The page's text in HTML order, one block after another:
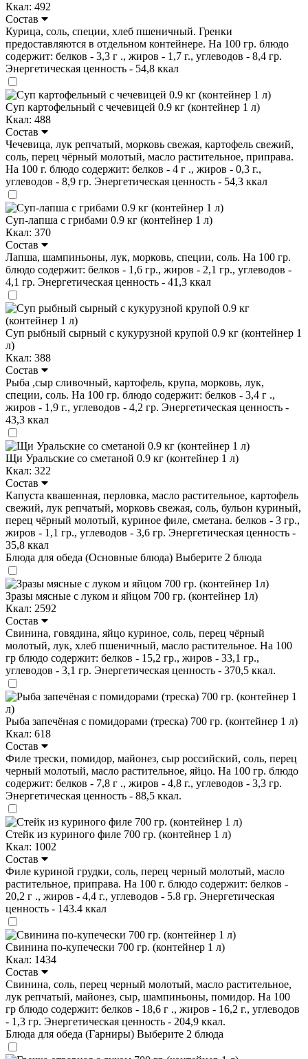
Ккал: 492
Состав
Курица, соль, специи, хлеб пшеничный. Гренки
предоставляются в отдельном контейнере. На 100 гр. блюдо
содержит: белков - 3,3 г ., жиров - 1,7 г., углеводов - 8,4 гр.
Энергетическая ценность - 54,8 ккал
Суп картофельный с чечевицей 0.9 кг (контейнер 1 л)
Ккал: 488
Состав
Чечевица, лук репчатый, морковь свежая, картофель свежий,
соль, перец чёрный молотый, масло растительное, приправа.
На 100 г. блюдо содержит: белков - 4 г ., жиров - 0,3 г.,
углеводов - 8,9 гр. Энергетическая ценность - 54,3 ккал
Суп-лапша с грибами 0.9 кг (контейнер 1 л)
Ккал: 370
Состав
Лапша, шампиньоны, лук, морковь, специи, соль. На 100 гр.
блюдо содержит: белков - 1,6 гр., жиров - 2,1 гр., углеводов -
4,1 гр. Энергетическая ценность - 41,3 ккал
Суп рыбный сырный с кукурузной крупой 0.9 кг (контейнер 1
л)
Ккал: 388
Состав
Рыба ,сыр сливочный, картофель, крупа, морковь, лук,
специи, соль. На 100 гр. блюдо содержит: белков - 3,4 г .,
жиров - 1,9 г., углеводов - 4,2 гр. Энергетическая ценность -
43,3 ккал
Щи Уральские со сметаной 0.9 кг (контейнер 1 л)
Ккал: 322
Состав
Капуста квашенная, перловка, масло растительное, картофель
свежий, лук репчатый, морковь свежая, соль, бульон куриный,
перец чёрный молотый, куриное филе, сметана. белков - 3 гр.,
жиров - 1,1 гр., углеводов - 3,6 гр. Энергетическая ценность -
35,8 ккал
Блюда для обеда (Основные блюда) Выберите 2 блюда
Зразы мясные с луком и яйцом 700 гр. (контейнер 1л)
Ккал: 2592
Состав
Свинина, говядина, яйцо куриное, соль, перец чёрный
молотый, лук, хлеб пшеничный, масло растительное. На 100
гр блюдо содержит: белков - 15,2 гр., жиров - 33,1 гр.,
углеводов - 3,1 гр. Энергетическая ценность - 370,5 ккал.
Рыба запечёная с помидорами (треска) 700 гр. (контейнер 1 л)
Ккал: 618
Состав
Филе трески, помидор, майонез, сыр российский, соль, перец
черный молотый, масло растительное, яйцо. На 100 гр. блюдо
содержит: белков - 7,8 г ., жиров - 4,8 г., углеводов - 3,3 гр.
Энергетическая ценность - 88,5 ккал.
Стейк из куриного филе 700 гр. (контейнер 1 л)
Ккал: 1002
Состав
Филе куриной грудки, соль, перец черный молотый, масло
растительное, приправа. На 100 г. блюдо содержит: белков -
20,2 г ., жиров - 4,4 г., углеводов - 5.8 гр. Энергетическая
ценность - 143.4 ккал
Свинина по-купечески 700 гр. (контейнер 1 л)
Ккал: 1434
Состав
Свинина, соль, перец черный молотый, масло растительное,
лук репчатый, майонез, сыр, шампиньоны, помидор. На 100
гр блюдо содержит: белков - 18,6 г ., жиров - 16,2 г., углеводов
- 1,3 гр. Энергетическая ценность - 204,9 ккал.
Блюда для обеда (Гарниры) Выберите 2 блюда